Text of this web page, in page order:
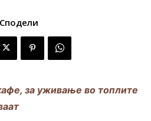
Сподели
за уживање во топлите